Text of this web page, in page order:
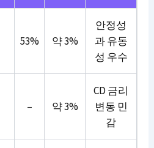
53% 약 3%
안정성
과 유동
성 우수
– 약 3%
CD 금리
변동 민
감